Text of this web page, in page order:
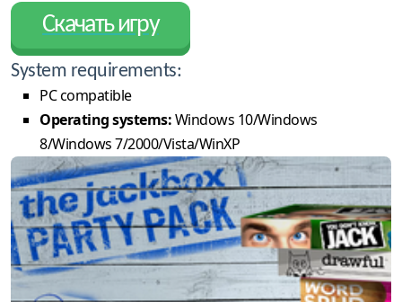
Скачать игру
System requirements:
PC compatible
Operating systems:Windows 10/Windows
8/Windows 7/2000/Vista/WinXP